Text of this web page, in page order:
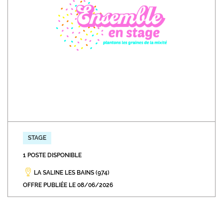
STAGE
1 POSTE DISPONIBLE
LA SALINE LES BAINS (974)
OFFRE PUBLIÉE LE 08/06/2026